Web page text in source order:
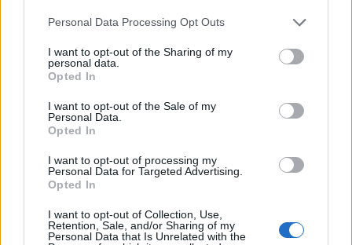
Please note that this website/app uses one or more Google
not limited to your visit or usage behaviour. You may click to
grant or deny consent to Google and its third-party tags to
use your data for below specified purposes in below Google
consent section.
Personal Data Processing Opt Outs
I want to opt-out of the Sharing of my
personal data.
Opted In
I want to opt-out of the Sale of my
Personal Data.
Opted In
I want to opt-out of processing my
Personal Data for Targeted Advertising.
Opted In
I want to opt-out of Collection, Use,
Retention, Sale, and/or Sharing of my
Personal Data that Is Unrelated with the
Emily Blunt